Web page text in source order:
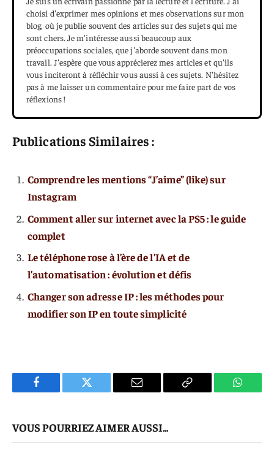
choisi d'exprimer mes opinions et mes observations sur mon
blog, où je publie souvent des articles sur des sujets qui me
sont chers. Je m'intéresse aussi beaucoup aux
préoccupations sociales, que j'aborde souvent dans mon
travail. J'espère que vous apprécierez mes articles et qu'ils
vous inciteront à réfléchir vous aussi à ces sujets. N'hésitez
pas à me laisser un commentaire pour me faire part de vos
réflexions !
Publications Similaires :
Comprendre les mentions “J’aime” (like) sur
Instagram
Comment aller sur internet avec la PS5 : le guide
complet
Le téléphone rose à l’ère de l’IA et de
l’automatisation : évolution et défis
Changer son adresse IP : les méthodes pour
modifier son IP en toute simplicité
Facebook Twitter
E-
Copier
VOUS POURRIEZ AIMER AUSSI...